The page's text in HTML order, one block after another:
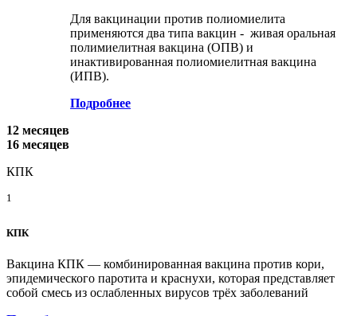
Для вакцинации против полиомиелита
применяются два типа вакцин - живая оральная
полимиелитная вакцина (ОПВ) и
инактивированная полиомиелитная вакцина
(ИПВ).
Подробнее
12 месяцев
16 месяцев
КПК
1
КПК
Вакцина КПК — комбинированная вакцина против кори,
эпидемического паротита и краснухи, которая представляет
собой смесь из ослабленных вирусов трёх заболеваний